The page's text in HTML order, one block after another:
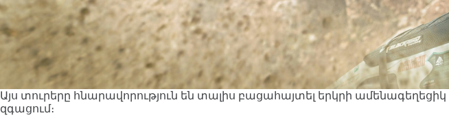
Այս տուրերը հնարավորություն են տալիս բացահայտել երկրի
զգացում։